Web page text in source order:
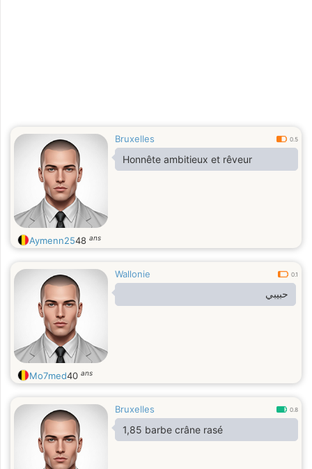
Bruxelles 0.5
Honnête ambitieux et rêveur
Aymenn2548 ans
Wallonie 0.1
‏حبيبي
Mo7med40 ans
Bruxelles 0.8
1,85 barbe crâne rasé